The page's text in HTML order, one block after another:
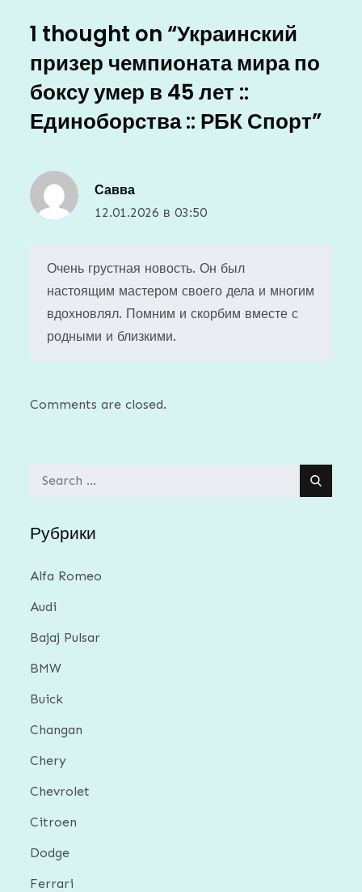
1 thought on “Украинский
призер чемпионата мира по
боксу умер в 45 лет ::
Единоборства :: РБК Спорт”
Савва
12.01.2026 в 03:50
Очень грустная новость. Он был
настоящим мастером своего дела и многим
вдохновлял. Помним и скорбим вместе с
родными и близкими.
Comments are closed.
Search
Рубрики
Alfa Romeo
Audi
Bajaj Pulsar
BMW
Buick
Changan
Chery
Chevrolet
Citroen
Dodge
Ferrari